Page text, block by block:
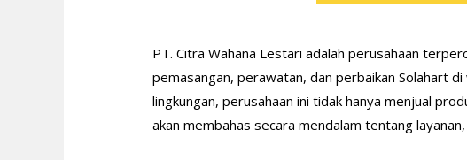
PT. Citra Wahana Lestari adalah perusahaan
pemasangan, perawatan, dan perbaikan Solahart
lingkungan, perusahaan ini tidak hanya menjual
akan membahas secara mendalam tentang